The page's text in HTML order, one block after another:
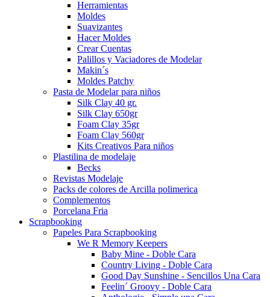
Herramientas
Moldes
Suavizantes
Hacer Moldes
Crear Cuentas
Palillos y Vaciadores de Modelar
Makin´s
Moldes Patchy
Pasta de Modelar para niños
Silk Clay 40 gr.
Silk Clay 650gr
Foam Clay 35gr
Foam Clay 560gr
Kits Creativos Para niños
Plastilina de modelaje
Becks
Revistas Modelaje
Packs de colores de Arcilla polimerica
Complementos
Porcelana Fria
Scrapbooking
Papeles Para Scrapbooking
We R Memory Keepers
Baby Mine - Doble Cara
Country Living - Doble Cara
Good Day Sunshine - Sencillos Una Cara
Feelin´ Groovy - Doble Cara